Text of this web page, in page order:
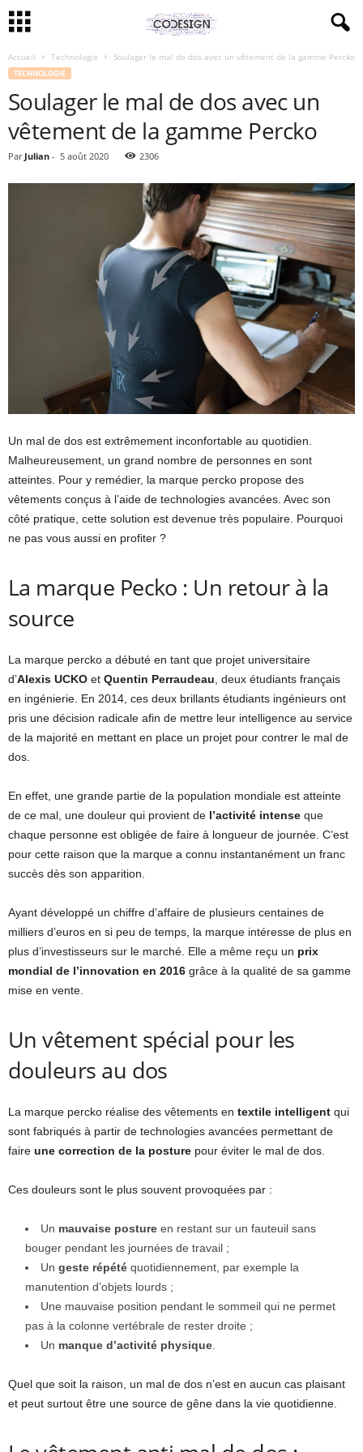
Accueil Technologie Soulager le mal de dos avec un vêtement de la gamme Percko
TECHNOLOGIE
Soulager le mal de dos avec un
vêtement de la gamme Percko
Par Julian - 5 août 2020 2306
Un mal de dos est extrêmement inconfortable au quotidien.
Malheureusement, un grand nombre de personnes en sont
atteintes. Pour y remédier, la marque percko propose des
vêtements conçus à l’aide de technologies avancées. Avec son
côté pratique, cette solution est devenue très populaire. Pourquoi
ne pas vous aussi en profiter ?
La marque Pecko : Un retour à la
source
La marque percko a débuté en tant que projet universitaire
d’Alexis UCKO et Quentin Perraudeau, deux étudiants français
en ingénierie. En 2014, ces deux brillants étudiants ingénieurs ont
pris une décision radicale afin de mettre leur intelligence au service
de la majorité en mettant en place un projet pour contrer le mal de
dos.
En effet, une grande partie de la population mondiale est atteinte
de ce mal, une douleur qui provient de l’activité intense que
chaque personne est obligée de faire à longueur de journée. C’est
pour cette raison que la marque a connu instantanément un franc
succès dès son apparition.
Ayant développé un chiffre d’affaire de plusieurs centaines de
milliers d’euros en si peu de temps, la marque intéresse de plus en
plus d’investisseurs sur le marché. Elle a même reçu un prix
mondial de l’innovation en 2016 grâce à la qualité de sa gamme
mise en vente.
Un vêtement spécial pour les
douleurs au dos
La marque percko réalise des vêtements en textile intelligent qui
sont fabriqués à partir de technologies avancées permettant de
faire une correction de la posture pour éviter le mal de dos.
Ces douleurs sont le plus souvent provoquées par :
Un mauvaise posture en restant sur un fauteuil sans
bouger pendant les journées de travail ;
Un geste répété quotidiennement, par exemple la
manutention d’objets lourds ;
Une mauvaise position pendant le sommeil qui ne permet
pas à la colonne vertébrale de rester droite ;
Un manque d’activité physique.
Quel que soit la raison, un mal de dos n’est en aucun cas plaisant
et peut surtout être une source de gêne dans la vie quotidienne.